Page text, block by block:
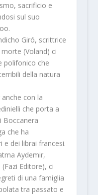
sacrificio e
sul suo
Giró, scrittrice
morte (Voland) ci
polifonico che
della natura
con la
che porta a
Boccanera
che ha
dei librai francesi.
Aydemir,
(Fazi Editore), ci
di una famiglia
tra passato e